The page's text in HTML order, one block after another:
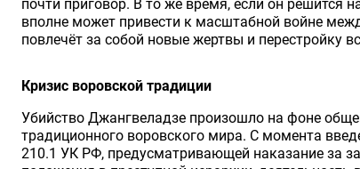
почти приговор. В то же время, если он решится
вполне может привести к масштабной войне
повлечёт за собой новые жертвы и перестройку
Кризис воровской традиции
Убийство Джангвеладзе произошло на фоне
традиционного воровского мира. С момента
210.1 УК РФ, предусматривающей наказание за